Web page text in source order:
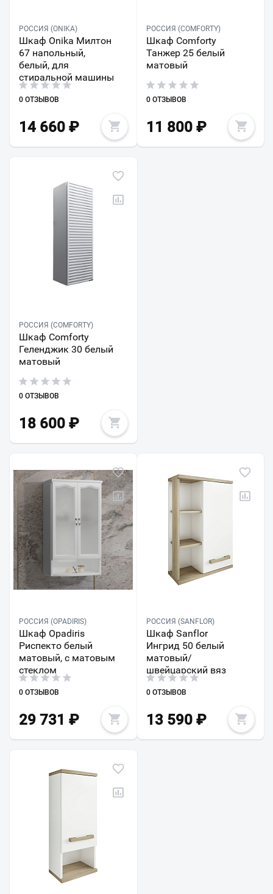
РОССИЯ (ONIKA)
Шкаф Onika Милтон
67 напольный,
белый, для
стиральной машины
0 ОТЗЫВОВ
14 660 ₽
РОССИЯ (COMFORTY)
Шкаф Comforty
Танжер 25 белый
матовый
0 ОТЗЫВОВ
11 800₽
РОССИЯ (COMFORTY)
Шкаф Comforty
Геленджик 30 белый
матовый
0 ОТЗЫВОВ
18 600 ₽
РОССИЯ (OPADIRIS)
Шкаф Opadiris
Риспекто белый
матовый, с матовым
стеклом
0 ОТЗЫВОВ
29 731 ₽
РОССИЯ (SANFLOR)
Шкаф Sanflor
Ингрид 50 белый
матовый/
швейцарский вяз
0 ОТЗЫВОВ
13 590₽